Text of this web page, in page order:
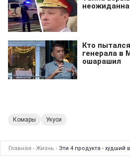
Комары Укуси
Главная › Жизнь › Эти 4 продукта -